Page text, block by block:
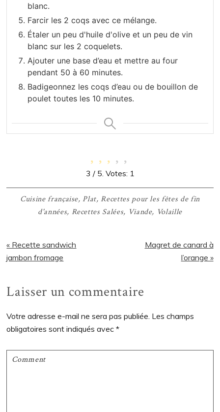
blanc.
Farcir les 2 coqs avec ce mélange.
Étaler un peu d'huile d'olive et un peu de vin
blanc sur les 2 coquelets.
Ajouter une base d’eau et mettre au four
pendant 50 à 60 minutes.
Badigeonnez les coqs d’eau ou de bouillon de
poulet toutes les 10 minutes.
3 / 5. Votes: 1
Cuisine française, Plat,Recettes pour les fêtes de fin
d'années, Recettes Salées, Viande, Volaille
Article
précédent
« Recette sandwich
jambon fromage
Article
Magret de canard à
l’orange »
Interactions
du
lecteur
Laisser un commentaire
Votre adresse e-mail ne sera pas publiée. Les champs
obligatoires sont indiqués avec*